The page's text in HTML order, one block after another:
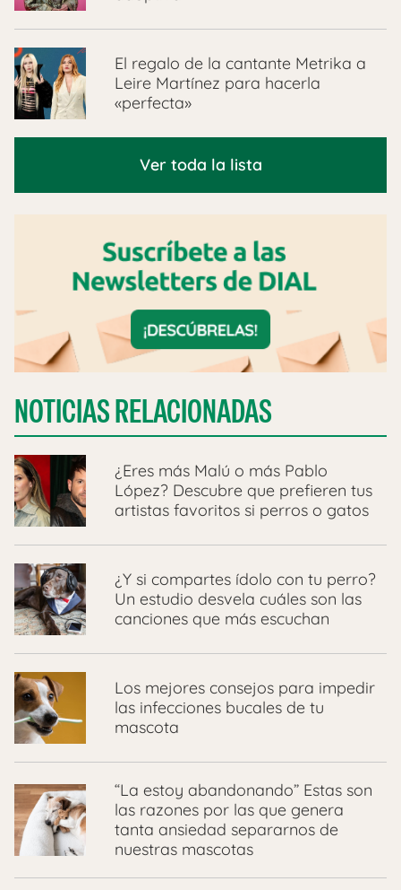
El regalo de la cantante Metrika a
Leire Martínez para hacerla
«perfecta»
Ver toda la lista
NOTICIAS RELACIONADAS
¿Eres más Malú o más Pablo
López? Descubre que prefieren tus
artistas favoritos si perros o gatos
¿Y si compartes ídolo con tu perro?
Un estudio desvela cuáles son las
canciones que más escuchan
Los mejores consejos para impedir
las infecciones bucales de tu
mascota
“La estoy abandonando” Estas son
las razones por las que genera
tanta ansiedad separarnos de
nuestras mascotas